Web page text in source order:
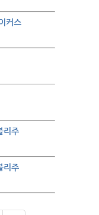
커스
리주
리주